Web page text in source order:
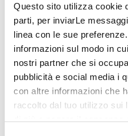
Questo sito utilizza cookie
parti, per inviarLe
linea con le sue
informazioni sul modo in
nostri partner che si
pubblicità e social media i
con altre informazioni che
raccolto dal tuo utilizzo sui
di più o negare il consenso
AUTHENTIK-WATER
antinquinamento
€ 34,00